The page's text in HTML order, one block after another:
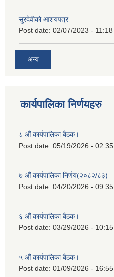
सुरदेवीको आशयपत्र
Post date: 02/07/2023 - 11:18
अन्य
कार्यपालिका निर्णयहरु
८ औं कार्यपालिका बैठक।
Post date: 05/19/2026 - 02:35
७ औं कार्यपालिका निर्णय(२०८२/८३)
Post date: 04/20/2026 - 09:35
६ औं कार्यपालिका बैठक।
Post date: 03/29/2026 - 10:15
५ औं कार्यपालिका बैठक।
Post date: 01/09/2026 - 16:55